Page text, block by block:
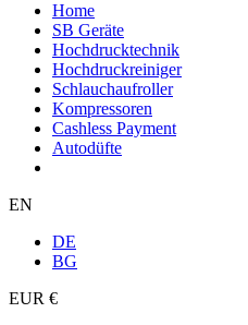
Home
SB Geräte
Hochdrucktechnik
Hochdruckreiniger
Schlauchaufroller
Kompressoren
Cashless Payment
Autodüfte
EN
DE
BG
EUR €